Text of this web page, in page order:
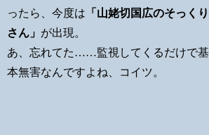
ったら、今度は 「山姥切国広のそっくり
さん」 が出現。
あ、忘れてた……監視してくるだけで基
本無害なんですよね、コイツ。